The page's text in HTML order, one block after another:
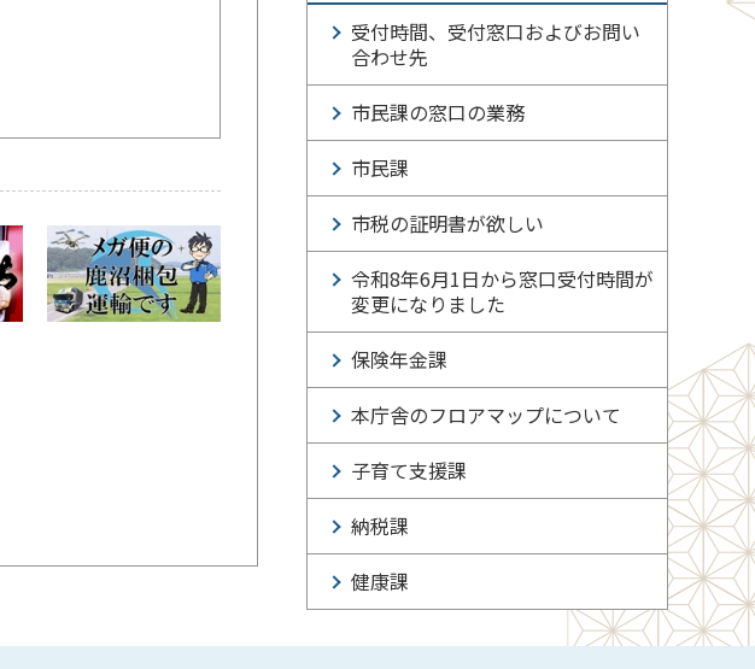
受付時間、受付窓口およびお問い
合わせ先
市民課の窓口の業務
市民課
市税の証明書が欲しい
令和8年6月1日から窓口受付時間が
変更になりました
保険年金課
本庁舎のフロアマップについて
子育て支援課
納税課
健康課